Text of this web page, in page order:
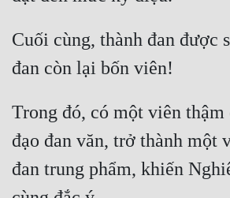
Mỹ Thực
Ngôn Tình
Ngược
Cuối cùng, thành đan được
Trong đó, có một viên
đạo đan văn, trở thành một
đan trung phẩm, khiến